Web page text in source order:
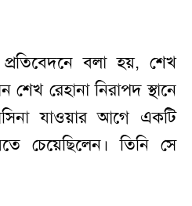
প্রতিবেদনে বলা হয়, শেখ
রেহানা নিরাপদ স্থানে
যাওয়ার আগে একটি
চেয়েছিলেন। তিনি সে